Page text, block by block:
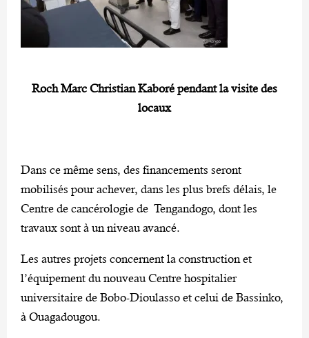
Roch Marc Christian Kaboré pendant la visite des
locaux
Dans ce même sens, des financements seront
mobilisés pour achever, dans les plus brefs délais, le
Centre de cancérologie de Tengandogo, dont les
travaux sont à un niveau avancé.
Les autres projets concernent la construction et
l’équipement du nouveau Centre hospitalier
universitaire de Bobo-Dioulasso et celui de Bassinko,
à Ouagadougou.